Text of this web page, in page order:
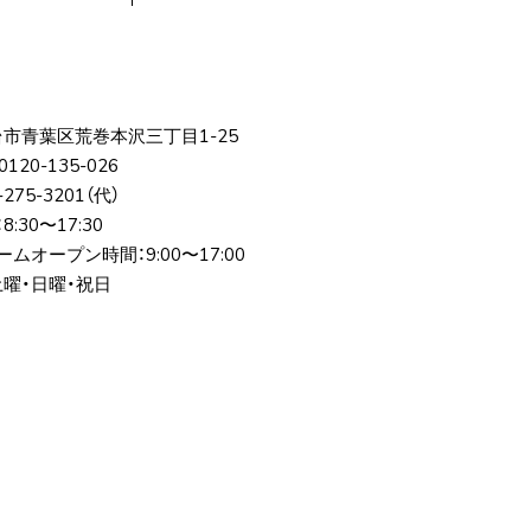
市⻘葉区荒巻本沢三丁⽬1-25
135-026
3201 （代）
8:30〜17:30
ムオープン時間：9:00〜17:00
・日曜・祝日